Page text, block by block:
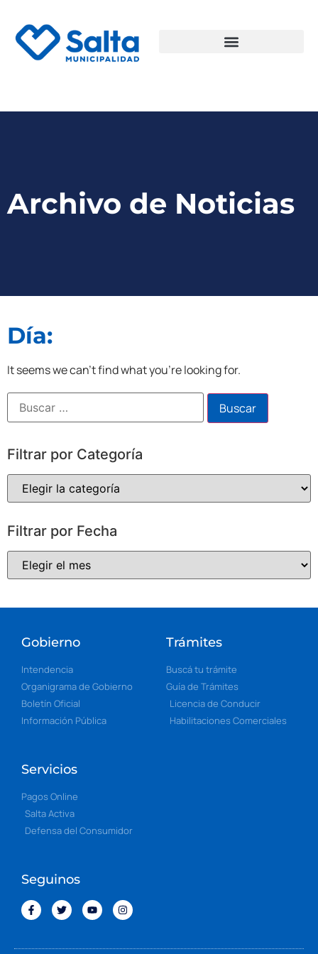
Archivo de Noticias
Día:
It seems we can't find what you're looking for.
Filtrar por Categoría
Filtrar por Fecha
Gobierno
Intendencia
Organigrama de Gobierno
Boletín Oficial
Información Pública
Trámites
Buscá tu trámite
Guía de Trámites
Licencia de Conducir
Habilitaciones Comerciales
Servicios
Pagos Online
Salta Activa
Defensa del Consumidor
Seguinos